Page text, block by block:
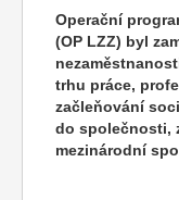
Operační
(OP LZZ) byl
trhu práce,
začleňování
do společnosti,
mezinárodní